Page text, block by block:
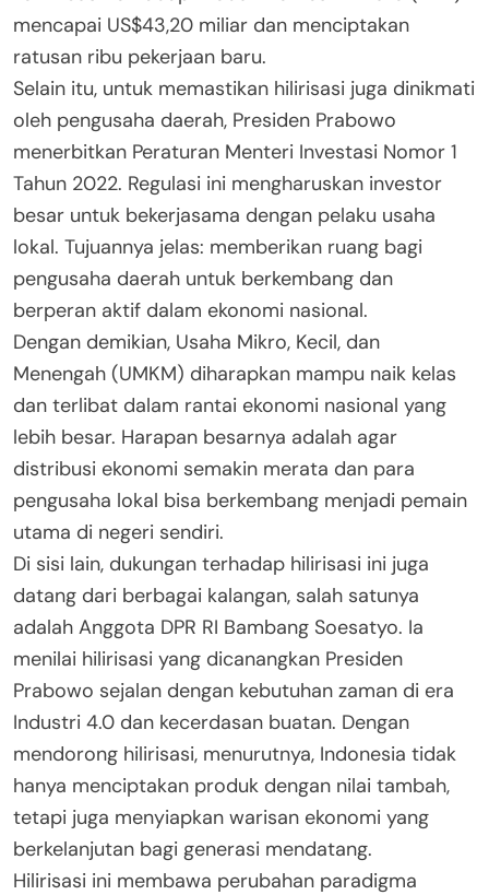
mencapai US$43,20 miliar dan menciptakan
ratusan ribu pekerjaan baru.
Selain itu, untuk memastikan hilirisasi juga dinikmati
oleh pengusaha daerah, Presiden Prabowo
menerbitkan Peraturan Menteri Investasi Nomor 1
Tahun 2022. Regulasi ini mengharuskan investor
besar untuk bekerjasama dengan pelaku usaha
lokal. Tujuannya jelas: memberikan ruang bagi
pengusaha daerah untuk berkembang dan
berperan aktif dalam ekonomi nasional.
Dengan demikian, Usaha Mikro, Kecil, dan
Menengah (UMKM) diharapkan mampu naik kelas
dan terlibat dalam rantai ekonomi nasional yang
lebih besar. Harapan besarnya adalah agar
distribusi ekonomi semakin merata dan para
pengusaha lokal bisa berkembang menjadi pemain
utama di negeri sendiri.
Di sisi lain, dukungan terhadap hilirisasi ini juga
datang dari berbagai kalangan, salah satunya
adalah Anggota DPR RI Bambang Soesatyo. Ia
menilai hilirisasi yang dicanangkan Presiden
Prabowo sejalan dengan kebutuhan zaman di era
Industri 4.0 dan kecerdasan buatan. Dengan
mendorong hilirisasi, menurutnya, Indonesia tidak
hanya menciptakan produk dengan nilai tambah,
tetapi juga menyiapkan warisan ekonomi yang
berkelanjutan bagi generasi mendatang.
Hilirisasi ini membawa perubahan paradigma